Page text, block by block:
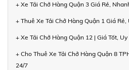
+ Xe Tải Chở Hàng Quận 3 Giá Rẻ,
+ Thuê Xe Tải Chở Hàng Quận 1 Giá Rẻ,
+ Xe Tải Chở Hàng Quận 12 | Giá Tốt,
+ Cho Thuê Xe Tải Chở Hàng Quận 8
24/7